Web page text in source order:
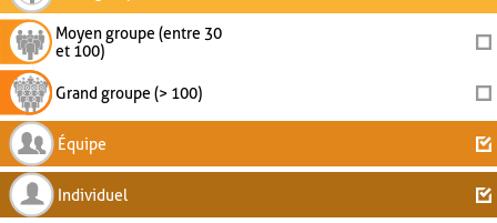
Moyen groupe (entre 30
et 100)
Grand groupe (> 100)
Équipe
Individuel